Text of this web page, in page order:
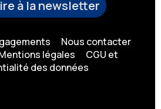
Nous contacter
légales
CGU et
des données